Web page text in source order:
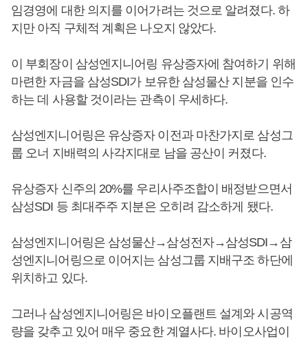
임경영에 대한 의지를 이어가려는 것으로 알려졌다. 하
지만 아직 구체적 계획은 나오지 않았다.
이 부회장이 삼성엔지니어링 유상증자에 참여하기 위해
마련한 자금을 삼성SDI가 보유한 삼성물산 지분을 인수
하는 데 사용할 것이라는 관측이 우세하다.
삼성엔지니어링은 유상증자 이전과 마찬가지로 삼성그
룹 오너 지배력의 사각지대로 남을 공산이 커졌다.
유상증자 신주의 20%를 우리사주조합이 배정받으면서
삼성SDI 등 최대주주 지분은 오히려 감소하게 됐다.
삼성엔지니어링은 삼성물산→삼성전자→삼성SDI→삼
성엔지니어링으로 이어지는 삼성그룹 지배구조 하단에
위치하고 있다.
그러나 삼성엔지니어링은 바이오플랜트 설계와 시공역
량을 갖추고 있어 매우 중요한 계열사다. 바이오사업이